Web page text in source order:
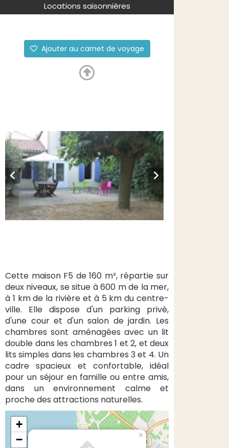
Locations saisonnières
Ajouter au carnet de voyage
Cette maison F5 de 160 m², répartie sur
deux niveaux, se situe à 600 m de la mer,
à 1 km de la rivière et à 5 km du centre-
ville. Elle dispose d'un parking privé,
d'une cour et d'un salon de jardin. Les
chambres sont aménagées avec un lit
double dans les chambres 1 et 2, et deux
lits simples dans les chambres 3 et 4. Un
cadre spacieux et confortable, idéal
pour un séjour en famille ou entre amis,
dans un environnement calme et
proche des attractions naturelles.
×
+
−